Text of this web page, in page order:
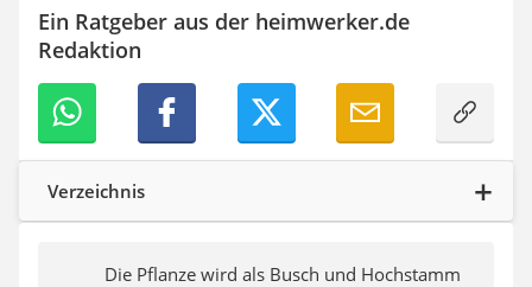
Sichtschutzstreifen
Akku-Laubbläser
Koifutter
Kassettenmarkise
Bosch-Heckenschere
Stihl-Laubbläser
Minidumper
Ein Ratgeber aus der heimwerker.de
Redaktion
Verzeichnis
Die Pflanze wird als Busch und Hochstamm